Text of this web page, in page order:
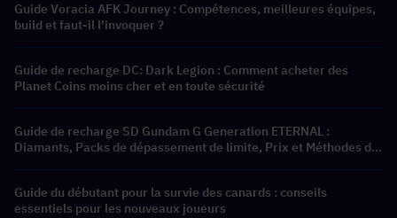
Guide Voracia AFK Journey : Compétences, meilleures équipes,
build et faut-il l'invoquer ?
Guide de recharge DC: Dark Legion : Comment acheter des
Planet Coins moins cher et en toute sécurité
Guide de recharge SD Gundam G Generation ETERNAL :
Diamants, Packs de dépassement de limite, Prix et Méthodes de
Guide du débutant pour la survie des canards : conseils
essentiels pour les nouveaux joueurs